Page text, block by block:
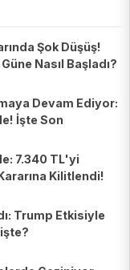
Şok Düşüş!
Nasıl Başladı?
Devam Ediyor:
İşte Son
7.340 TL'yi
Kilitlendi!
Trump Etkisiyle